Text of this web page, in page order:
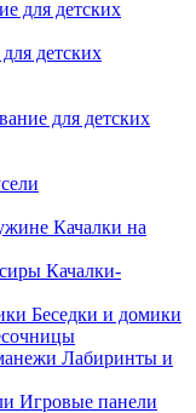
детских
для детских
Качалки на
Качалки-
Беседки и домики
Лабиринты и
Игровые панели